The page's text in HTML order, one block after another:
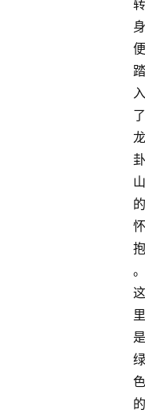
转
身
便
踏
入
了
龙
卦
山
的
怀
抱
。
这
里
是
绿
色
的